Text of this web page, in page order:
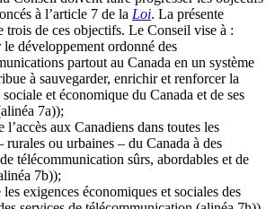
à l’article 7 de la Loi. La présente
trois de ces objectifs. Le Conseil vise à :
le développement ordonné des
partout au Canada en un système
à sauvegarder, enrichir et renforcer la
et économique du Canada et de ses
7a));
l’accès aux Canadiens dans toutes les
rurales ou urbaines – du Canada à des
télécommunication sûrs, abordables et de
7b));
les exigences économiques et sociales des